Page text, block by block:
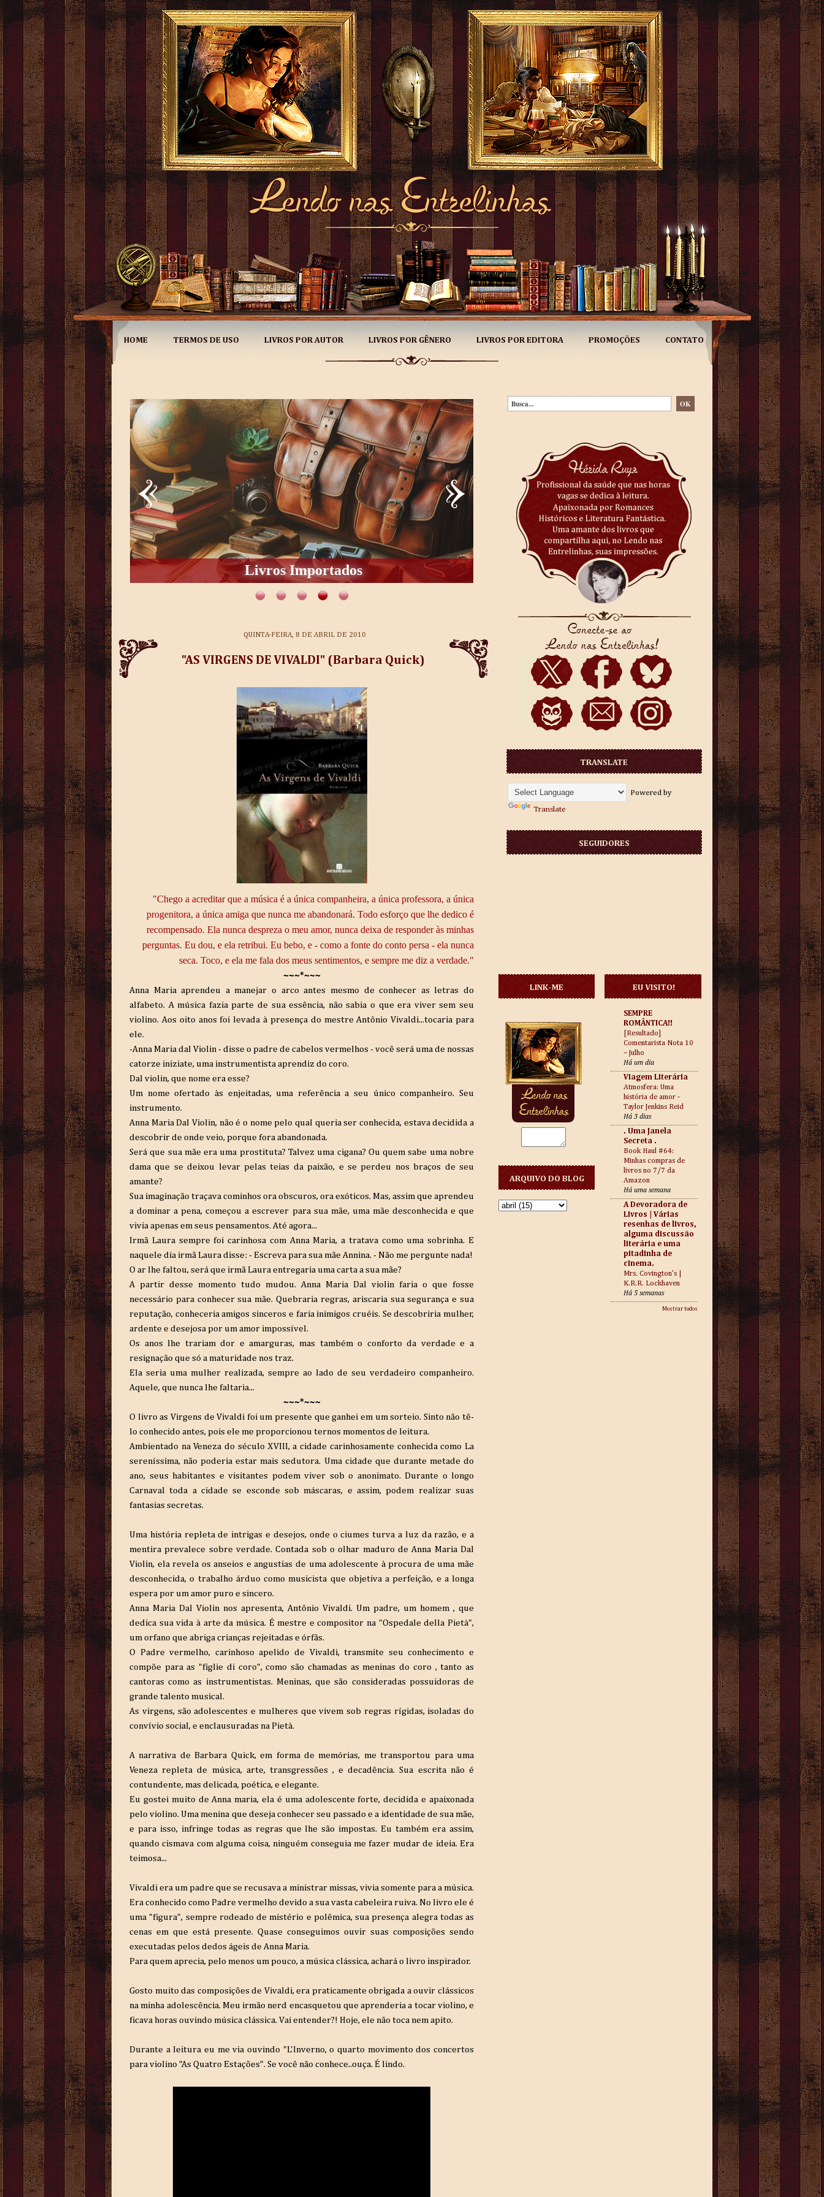
HOME TERMOS DE USO LIVROS POR AUTOR LIVROS POR GÊNERO LIVROS POR EDITORA PROMOÇÕES CONTATO
Livros Importados
QUINTA-FEIRA, 8 DE ABRIL DE 2010
"AS VIRGENS DE VIVALDI" (Barbara Quick)
"Chego a acreditar que a música é a única companheira, a única professora, a única
progenitora, a única amiga que nunca me abandonará. Todo esforço que lhe dedico é
recompensado. Ela nunca despreza o meu amor, nunca deixa de responder às minhas
perguntas. Eu dou, e ela retribui. Eu bebo, e - como a fonte do conto persa - ela nunca
seca. Toco, e ela me fala dos meus sentimentos, e sempre me diz a verdade."
~~~*~~~
Anna Maria aprendeu a manejar o arco antes mesmo de conhecer as letras do
alfabeto. A música fazia parte de sua essência, não sabia o que era viver sem seu
violino. Aos oito anos foi levada à presença do mestre Antônio Vivaldi...tocaria para
ele.
-Anna Maria dal Violin - disse o padre de cabelos vermelhos - você será uma de nossas
catorze iniziate, uma instrumentista aprendiz do coro.
Dal violin, que nome era esse?
Um nome ofertado às enjeitadas, uma referência a seu único companheiro. Seu
instrumento.
Anna Maria Dal Violin, não é o nome pelo qual queria ser conhecida, estava decidida a
descobrir de onde veio, porque fora abandonada.
Será que sua mãe era uma prostituta? Talvez uma cigana? Ou quem sabe uma nobre
dama que se deixou levar pelas teias da paixão, e se perdeu nos braços de seu
amante?
Sua imaginação traçava cominhos ora obscuros, ora exóticos. Mas, assim que aprendeu
a dominar a pena, começou a escrever para sua mãe, uma mãe desconhecida e que
vivia apenas em seus pensamentos. Até agora...
Irmã Laura sempre foi carinhosa com Anna Maria, a tratava como uma sobrinha. E
naquele dia irmã Laura disse: - Escreva para sua mãe Annina. - Não me pergunte nada!
O ar lhe faltou, será que irmã Laura entregaria uma carta a sua mãe?
A partir desse momento tudo mudou. Anna Maria Dal violin faria o que fosse
necessário para conhecer sua mãe. Quebraria regras, ariscaria sua segurança e sua
reputação, conheceria amigos sinceros e faria inimigos cruéis. Se descobriria mulher,
ardente e desejosa por um amor impossível.
Os anos lhe trariam dor e amarguras, mas também o conforto da verdade e a
resignação que só a maturidade nos traz.
Ela seria uma mulher realizada, sempre ao lado de seu verdadeiro companheiro.
Aquele, que nunca lhe faltaria...
~~~*~~~
O livro as Virgens de Vivaldi foi um presente que ganhei em um sorteio. Sinto não tê-
lo conhecido antes, pois ele me proporcionou ternos momentos de leitura.
Ambientado na Veneza do século XVIII, a cidade carinhosamente conhecida como La
sereníssima, não poderia estar mais sedutora. Uma cidade que durante metade do
ano, seus habitantes e visitantes podem viver sob o anonimato. Durante o longo
Carnaval toda a cidade se esconde sob máscaras, e assim, podem realizar suas
fantasias secretas.
Uma história repleta de intrigas e desejos, onde o ciumes turva a luz da razão, e a
mentira prevalece sobre verdade. Contada sob o olhar maduro de Anna Maria Dal
Violin, ela revela os anseios e angustias de uma adolescente à procura de uma mãe
desconhecida, o trabalho árduo como musicista que objetiva a perfeição, e a longa
espera por um amor puro e sincero.
Anna Maria Dal Violin nos apresenta, Antônio Vivaldi. Um padre, um homem , que
dedica sua vida à arte da música. É mestre e compositor na "Ospedale della Pietà",
um orfano que abriga crianças rejeitadas e órfãs.
O Padre vermelho, carinhoso apelido de Vivaldi, transmite seu conhecimento e
compõe para as "figlie di coro", como são chamadas as meninas do coro , tanto as
cantoras como as instrumentistas. Meninas, que são consideradas possuidoras de
grande talento musical.
As virgens, são adolescentes e mulheres que vivem sob regras rígidas, isoladas do
convívio social, e enclausuradas na Pietà.
A narrativa de Barbara Quick, em forma de memórias, me transportou para uma
Veneza repleta de música, arte, transgressões , e decadência. Sua escrita não é
contundente, mas delicada, poética, e elegante.
Eu gostei muito de Anna maria, ela é uma adolescente forte, decidida e apaixonada
pelo violino. Uma menina que deseja conhecer seu passado e a identidade de sua mãe,
e para isso, infringe todas as regras que lhe são impostas. Eu também era assim,
quando cismava com alguma coisa, ninguém conseguia me fazer mudar de ideia. Era
teimosa...
Vivaldi era um padre que se recusava a ministrar missas, vivia somente para a música.
Era conhecido como Padre vermelho devido a sua vasta cabeleira ruiva. No livro ele é
uma "figura", sempre rodeado de mistério e polêmica, sua presença alegra todas as
cenas em que está presente. Quase conseguimos ouvir suas composições sendo
executadas pelos dedos ágeis de Anna Maria.
Para quem aprecia, pelo menos um pouco, a música clássica, achará o livro inspirador.
Gosto muito das composições de Vivaldi, era praticamente obrigada a ouvir clássicos
na minha adolescência. Meu irmão nerd encasquetou que aprenderia a tocar violino, e
ficava horas ouvindo música clássica. Vai entender?! Hoje, ele não toca nem apito.
Durante a leitura eu me via ouvindo "L'Inverno, o quarto movimento dos concertos
para violino "As Quatro Estações". Se você não conhece..ouça. É lindo.
TRANSLATE
Powered by
Translate
SEGUIDORES
LINK-ME
ARQUIVO DO BLOG
EU VISITO!
SEMPRE
ROMÂNTICA!!
[Resultado]
Comentarista Nota 10
– Julho
Há um dia
Viagem Literária
Atmosfera: Uma
história de amor -
Taylor Jenkins Reid
Há 3 dias
. Uma Janela
Secreta .
Book Haul #64:
Minhas compras de
livros no 7/7 da
Amazon
Há uma semana
A Devoradora de
Livros | Várias
resenhas de livros,
alguma discussão
literária e uma
pitadinha de
cinema.
Mrs. Covington’s |
K.R.R. Lockhaven
Há 5 semanas
Mostrar todos